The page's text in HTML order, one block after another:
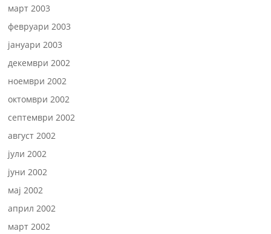
март 2003
февруари 2003
јануари 2003
декември 2002
ноември 2002
октомври 2002
септември 2002
август 2002
јули 2002
јуни 2002
мај 2002
април 2002
март 2002